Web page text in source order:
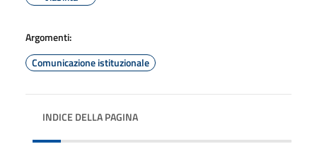
Argomenti:
Comunicazione istituzionale
INDICE DELLA PAGINA